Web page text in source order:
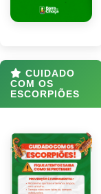
CUIDADO
COM OS
ESCORPIÕES